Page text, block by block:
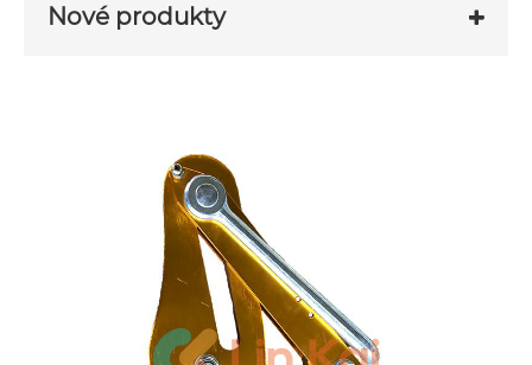
Nové produkty